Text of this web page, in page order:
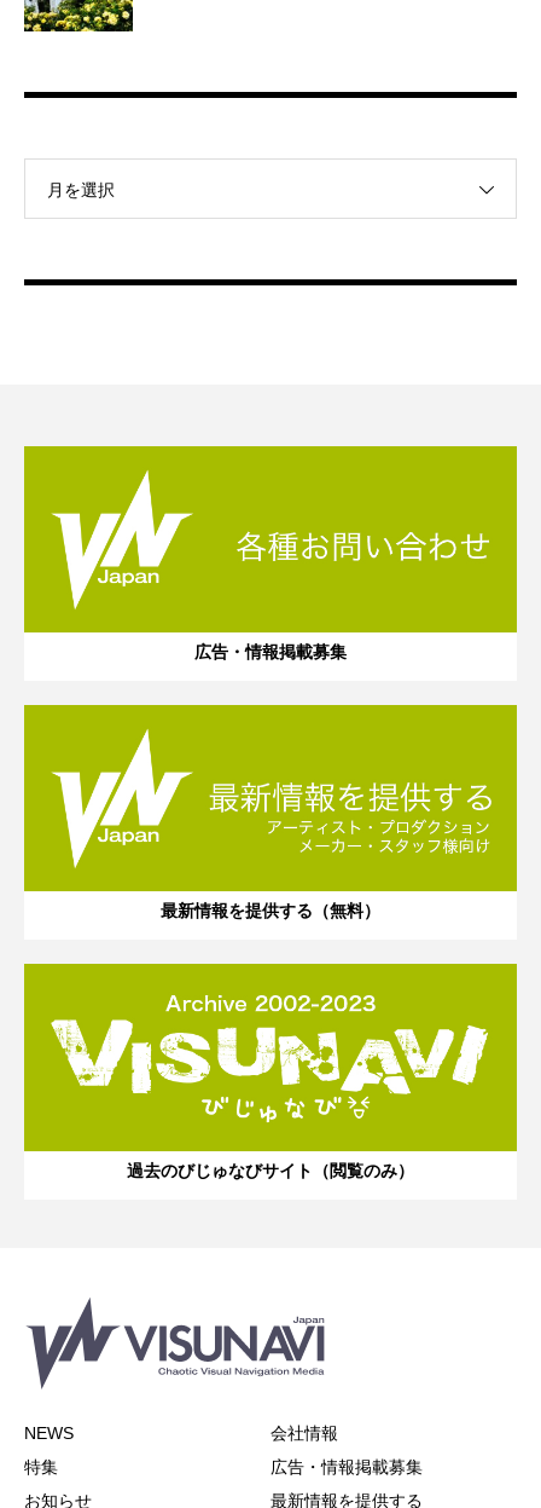
月を選択
広告・情報掲載募集
最新情報を提供する（無料）
過去のびじゅなびサイト（閲覧のみ）
NEWS
特集
お知らせ
会社情報
広告・情報掲載募集
最新情報を提供する